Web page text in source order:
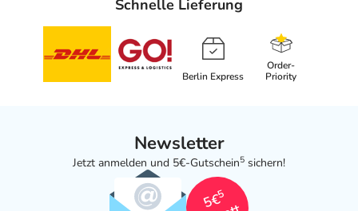
Schnelle Lieferung
Berlin Express
Order-
Priority
Newsletter
Jetzt anmelden und 5€-Gutschein5 sichern!
5€
5